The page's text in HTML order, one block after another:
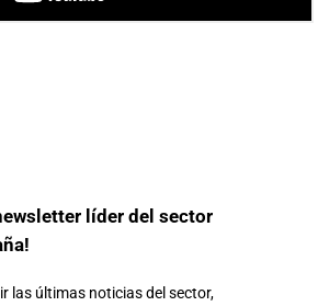
líder del sector
las últimas noticias del sector,